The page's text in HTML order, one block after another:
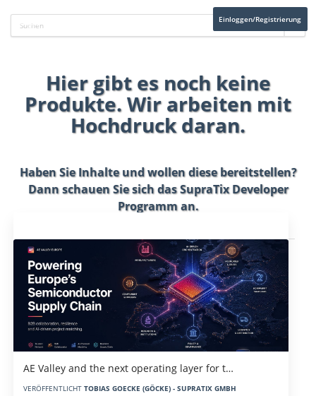
Einloggen/Registrierung
Hier gibt es noch keine
Produkte. Wir arbeiten mit
Hochdruck daran.
Haben Sie Inhalte und wollen diese bereitstellen?
Dann schauen Sie sich dasSupraTix Developer
Programman.
AE Valley and the next operating layer for t…
VERÖFFENTLICHT TOBIAS GOECKE (GÖCKE) - SUPRATIX GMBH